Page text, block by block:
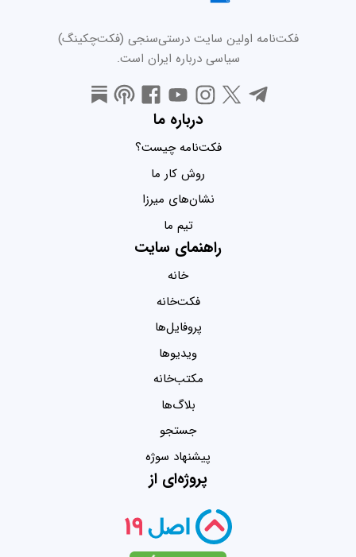
فکت‌نامه اولین سایت درستی‌سنجی (فکت‌چکینگ)
سیاسی درباره ایران است.
درباره ما
فکت‌نامه چیست؟
روش کار ما
نشان‌های میرزا
تیم ما
راهنمای سایت
خانه
فکت‌خانه
پروفایل‌ها
ویدیو‌ها
مکتب‌خانه
بلاگ‌ها
جستجو
پیشنهاد سوژه
پروژه‌ای از